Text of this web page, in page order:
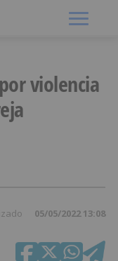
violencia
05/05/2022 13:08